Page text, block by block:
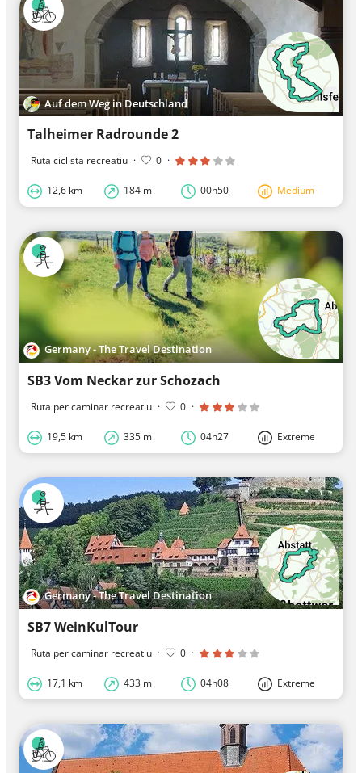
Auf dem Weg in Deutschland
Talheimer Radrounde 2
Ruta ciclista recreatiu · 0 ·
12,6 km 184 m 00h50 Medium
Germany - The Travel Destination
SB3 Vom Neckar zur Schozach
Ruta per caminar recreatiu · 0 ·
19,5 km 335 m 04h27 Extreme
Germany - The Travel Destination
SB7 WeinKulTour
Ruta per caminar recreatiu · 0 ·
17,1 km 433 m 04h08 Extreme